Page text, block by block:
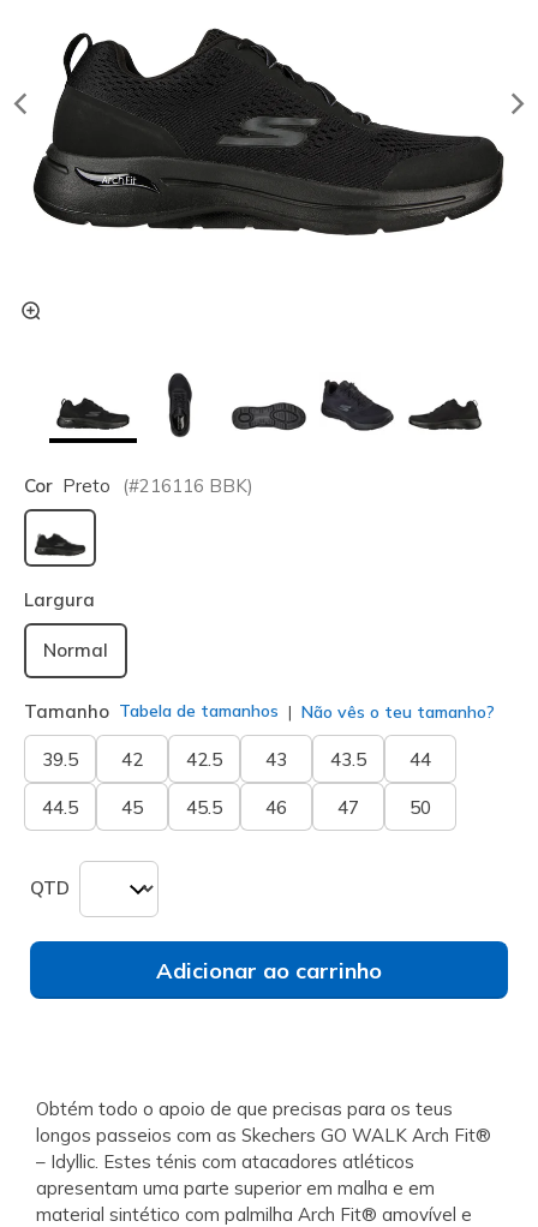
Cor Preto (#216116 BBK)
selecionado
Largura
Normal
Tamanho Tabela de tamanhos Não vês o teu tamanho?
39.5 42 42.5 43 43.5 44
44.5 45 45.5 46 47 50
QTD
Adicionar ao carrinho
Obtém todo o apoio de que precisas para os teus
longos passeios com as Skechers GO WALK Arch Fit®
– Idyllic. Estes ténis com atacadores atléticos
apresentam uma parte superior em malha e em
material sintético com palmilha Arch Fit® amovível e